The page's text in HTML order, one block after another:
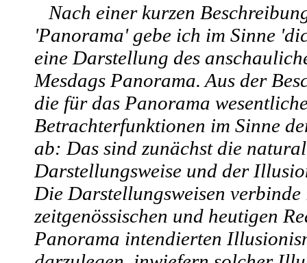
Nach einer kurzen
'Panorama' gebe ich im Sinne
eine Darstellung des
Mesdags Panorama. Aus der
die für das Panorama
Betrachterfunktionen im Sinne
ab: Das sind zunächst die
Darstellungsweise und der
Die Darstellungsweisen
zeitgenössischen und heutigen
Panorama intendierten